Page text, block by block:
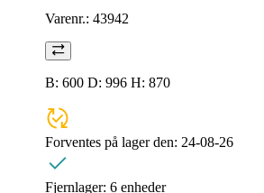
Varenr.: 43942
B: 600 D: 996 H: 870
Forventes på lager den: 24-08-26
Fjernlager: 6 enheder